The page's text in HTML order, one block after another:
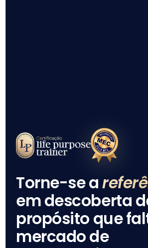
Torne-se a
em descoberta
propósito que
mercado de